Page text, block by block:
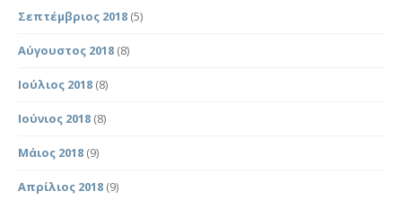
Σεπτέμβριος 2018 (5)
Αύγουστος 2018 (8)
Ιούλιος 2018 (8)
Ιούνιος 2018 (8)
Μάιος 2018 (9)
Απρίλιος 2018 (9)